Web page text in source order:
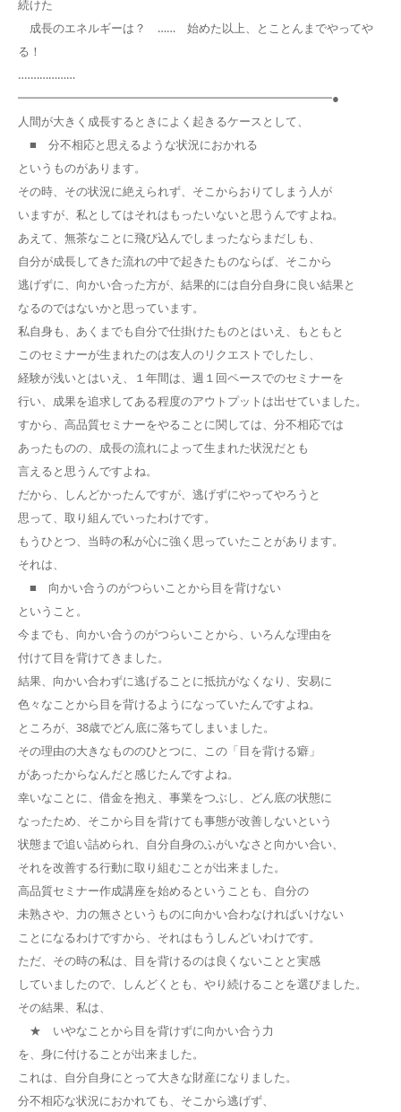
続けた
成長のエネルギーは？ …… 始めた以上、とことんまでやってや
る！
‥‥……………
━━━━━━━━━━━━━━━━━━━━━━━━━━━●
人間が大きく成長するときによく起きるケースとして、
■ 分不相応と思えるような状況におかれる
というものがあります。
その時、その状況に絶えられず、そこからおりてしまう人が
いますが、私としてはそれはもったいないと思うんですよね。
あえて、無茶なことに飛び込んでしまったならまだしも、
自分が成長してきた流れの中で起きたものならば、そこから
逃げずに、向かい合った方が、結果的には自分自身に良い結果と
なるのではないかと思っています。
私自身も、あくまでも自分で仕掛けたものとはいえ、もともと
このセミナーが生まれたのは友人のリクエストでしたし、
経験が浅いとはいえ、１年間は、週１回ペースでのセミナーを
行い、成果を追求してある程度のアウトプットは出せていました。
すから、高品質セミナーをやることに関しては、分不相応では
あったものの、成長の流れによって生まれた状況だとも
言えると思うんですよね。
だから、しんどかったんですが、逃げずにやってやろうと
思って、取り組んでいったわけです。
もうひとつ、当時の私が心に強く思っていたことがあります。
それは、
■ 向かい合うのがつらいことから目を背けない
ということ。
今までも、向かい合うのがつらいことから、いろんな理由を
付けて目を背けてきました。
結果、向かい合わずに逃げることに抵抗がなくなり、安易に
色々なことから目を背けるようになっていたんですよね。
ところが、38歳でどん底に落ちてしまいました。
その理由の大きなもののひとつに、この「目を背ける癖」
があったからなんだと感じたんですよね。
幸いなことに、借金を抱え、事業をつぶし、どん底の状態に
なったため、そこから目を背けても事態が改善しないという
状態まで追い詰められ、自分自身のふがいなさと向かい合い、
それを改善する行動に取り組むことが出来ました。
高品質セミナー作成講座を始めるということも、自分の
未熟さや、力の無さというものに向かい合わなければいけない
ことになるわけですから、それはもうしんどいわけです。
ただ、その時の私は、目を背けるのは良くないことと実感
していましたので、しんどくとも、やり続けることを選びました。
その結果、私は、
★ いやなことから目を背けずに向かい合う力
を、身に付けることが出来ました。
これは、自分自身にとって大きな財産になりました。
分不相応な状況におかれても、そこから逃げず、